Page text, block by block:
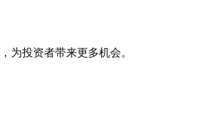
为投资者带来更多机会。